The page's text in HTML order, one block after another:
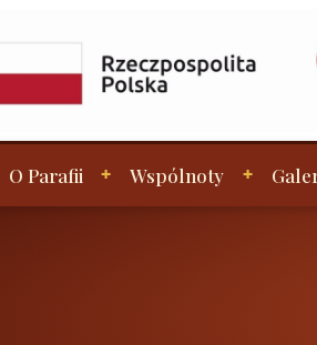
O Parafii Wspólnoty